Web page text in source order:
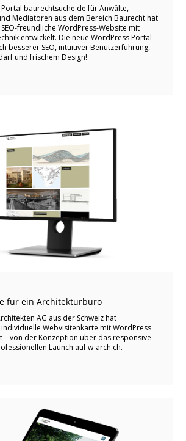
baurechtsuche.de für Anwälte,
Mediatoren aus dem Bereich Baurecht hat
SEO-freundliche WordPress-Website mit
entwickelt. Die neue WordPress Portal
besserer SEO, intuitiver Benutzerführung,
und frischem Design!
für ein Architekturbüro
AG aus der Schweiz hat
individuelle Webvisitenkarte mit WordPress
– von der Konzeption über das responsive
Launch auf w-arch.ch.